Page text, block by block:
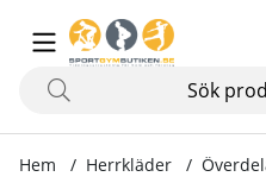
Hem Herrkläder